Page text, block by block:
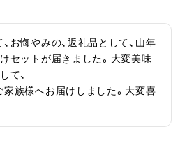
お悔やみの、返礼品として、山年
セットが届きました。大変美味
て、
族様へお届けしました。大変喜